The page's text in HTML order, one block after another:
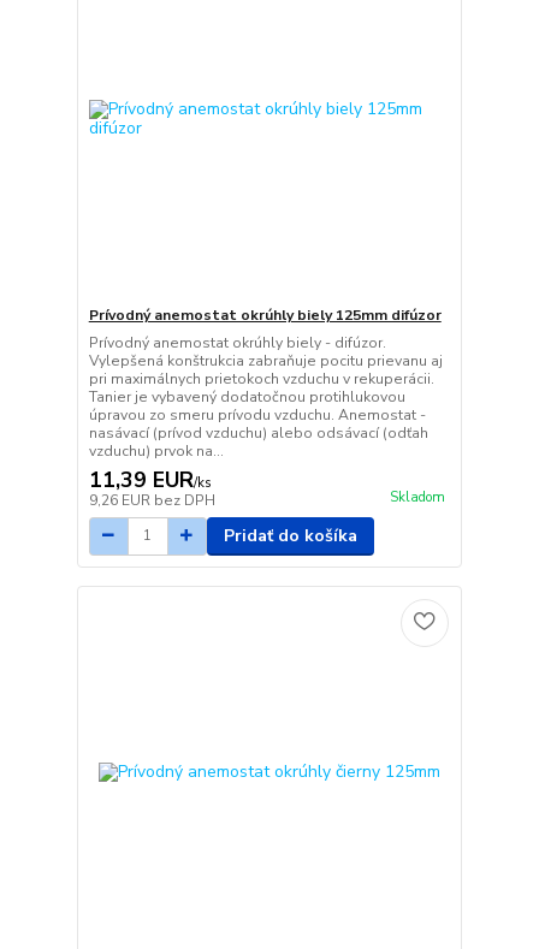
Prívodný anemostat okrúhly biely 125mm difúzor
Prívodný anemostat okrúhly biely - difúzor.
Vylepšená konštrukcia zabraňuje pocitu prievanu aj
pri maximálnych prietokoch vzduchu v rekuperácii.
Tanier je vybavený dodatočnou protihlukovou
úpravou zo smeru prívodu vzduchu. Anemostat -
nasávací (prívod vzduchu) alebo odsávací (odťah
vzduchu) prvok na...
11,39 EUR/ks
9,26 EUR bez DPH Skladom
Pridať do košíka